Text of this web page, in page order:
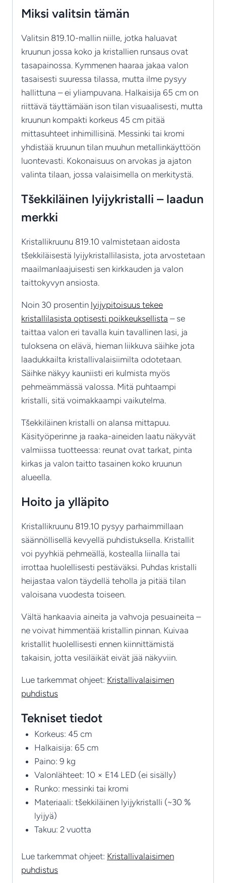
Miksi valitsin tämän
Valitsin 819.10-mallin niille, jotka haluavat
kruunun jossa koko ja kristallien runsaus ovat
tasapainossa. Kymmenen haaraa jakaa valon
tasaisesti suuressa tilassa, mutta ilme pysyy
hallittuna – ei yliampuvana. Halkaisija 65 cm on
riittävä täyttämään ison tilan visuaalisesti, mutta
kruunun kompakti korkeus 45 cm pitää
mittasuhteet inhimillisinä. Messinki tai kromi
yhdistää kruunun tilan muuhun metallinkäyttöön
luontevasti. Kokonaisuus on arvokas ja ajaton
valinta tilaan, jossa valaisimella on merkitystä.
Tšekkiläinen lyijykristalli – laadun
merkki
Kristallikruunu 819.10 valmistetaan aidosta
tšekkiläisestä lyijykristallilasista, jota arvostetaan
maailmanlaajuisesti sen kirkkauden ja valon
taittokyvyn ansiosta.
Noin 30 prosentin lyijypitoisuus tekee
kristallilasista optisesti poikkeuksellista – se
taittaa valon eri tavalla kuin tavallinen lasi, ja
tuloksena on elävä, hieman liikkuva säihke jota
laadukkailta kristallivalaisiimilta odotetaan.
Säihke näkyy kauniisti eri kulmista myös
pehmeämmässä valossa. Mitä puhtaampi
kristalli, sitä voimakkaampi vaikutelma.
Tšekkiläinen kristalli on alansa mittapuu.
Käsityöperinne ja raaka-aineiden laatu näkyvät
valmiissa tuotteessa: reunat ovat tarkat, pinta
kirkas ja valon taitto tasainen koko kruunun
alueella.
Hoito ja ylläpito
Kristallikruunu 819.10 pysyy parhaimmillaan
säännöllisellä kevyellä puhdistuksella. Kristallit
voi pyyhkiä pehmeällä, kostealla liinalla tai
irrottaa huolellisesti pestäväksi. Puhdas kristalli
heijastaa valon täydellä teholla ja pitää tilan
valoisana vuodesta toiseen.
Vältä hankaavia aineita ja vahvoja pesuaineita –
ne voivat himmentää kristallin pinnan. Kuivaa
kristallit huolellisesti ennen kiinnittämistä
takaisin, jotta vesiläikät eivät jää näkyviin.
Lue tarkemmat ohjeet: Kristallivalaisimen
puhdistus
Tekniset tiedot
Korkeus: 45 cm
Halkaisija: 65 cm
Paino: 9 kg
Valonlähteet: 10 × E14 LED (ei sisälly)
Runko: messinki tai kromi
Materiaali: tšekkiläinen lyijykristalli (~30 %
lyijyä)
Takuu: 2 vuotta
Lue tarkemmat ohjeet: Kristallivalaisimen
puhdistus